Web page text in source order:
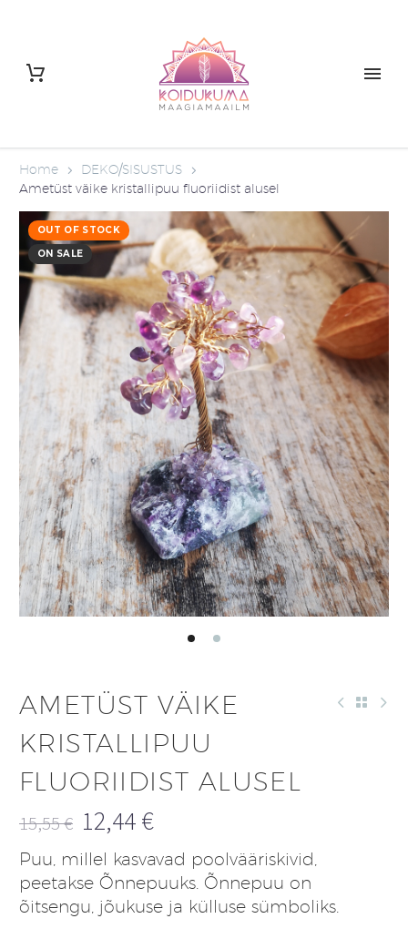
Home
DEKO/SISUSTUS
Ametüst väike kristallipuu fluoriidist alusel
OUT OF STOCK
ON SALE
AMETÜST VÄIKE
KRISTALLIPUU
FLUORIIDIST ALUSEL
15,55€
Algne
hind
oli:
15,55 €.
12,44€
Praegune
hind
on:
12,44 €.
Puu, millel kasvavad poolvääriskivid,
peetakse Õnnepuuks. Õnnepuu on
õitsengu, jõukuse ja külluse sümboliks.